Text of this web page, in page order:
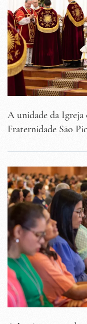
A unidade da Igreja
Fraternidade São